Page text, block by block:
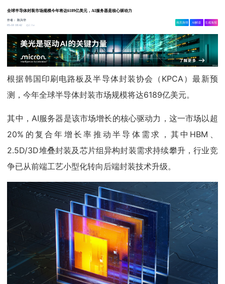
全球半导体封装市场规模今年将达6189亿美元，AI服务器是核心驱动力
作者：
陈兴华
05-10 18:42
2.1w
相关舆情 AI解读 生成海报
根据韩国印刷电路板及半导体封装协会（KPCA）最新预
测，今年全球半导体封装市场规模将达6189亿美元。
其中，AI服务器是该市场增长的核心驱动力，这一市场以超
20%的复合年增长率推动半导体需求，其中HBM、
2.5D/3D堆叠封装及芯片组异构封装需求持续攀升，行业竞
争已从前端工艺小型化转向后端封装技术升级。